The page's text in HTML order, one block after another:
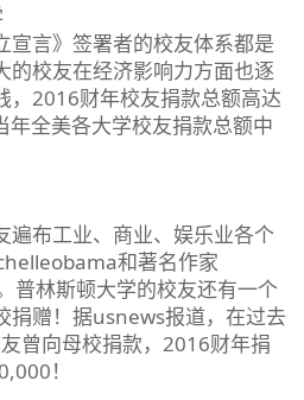
言》签署者的校友体系都是
的校友在经济影响力方面也逐
，2016财年校友捐款总额高达
全美各大学校友捐款总额中
布工业、商业、娱乐业各个
和著名作家
普林斯顿大学的校友还有一个
捐赠！据usnews报道，在过去
曾向母校捐款，2016财年捐
！